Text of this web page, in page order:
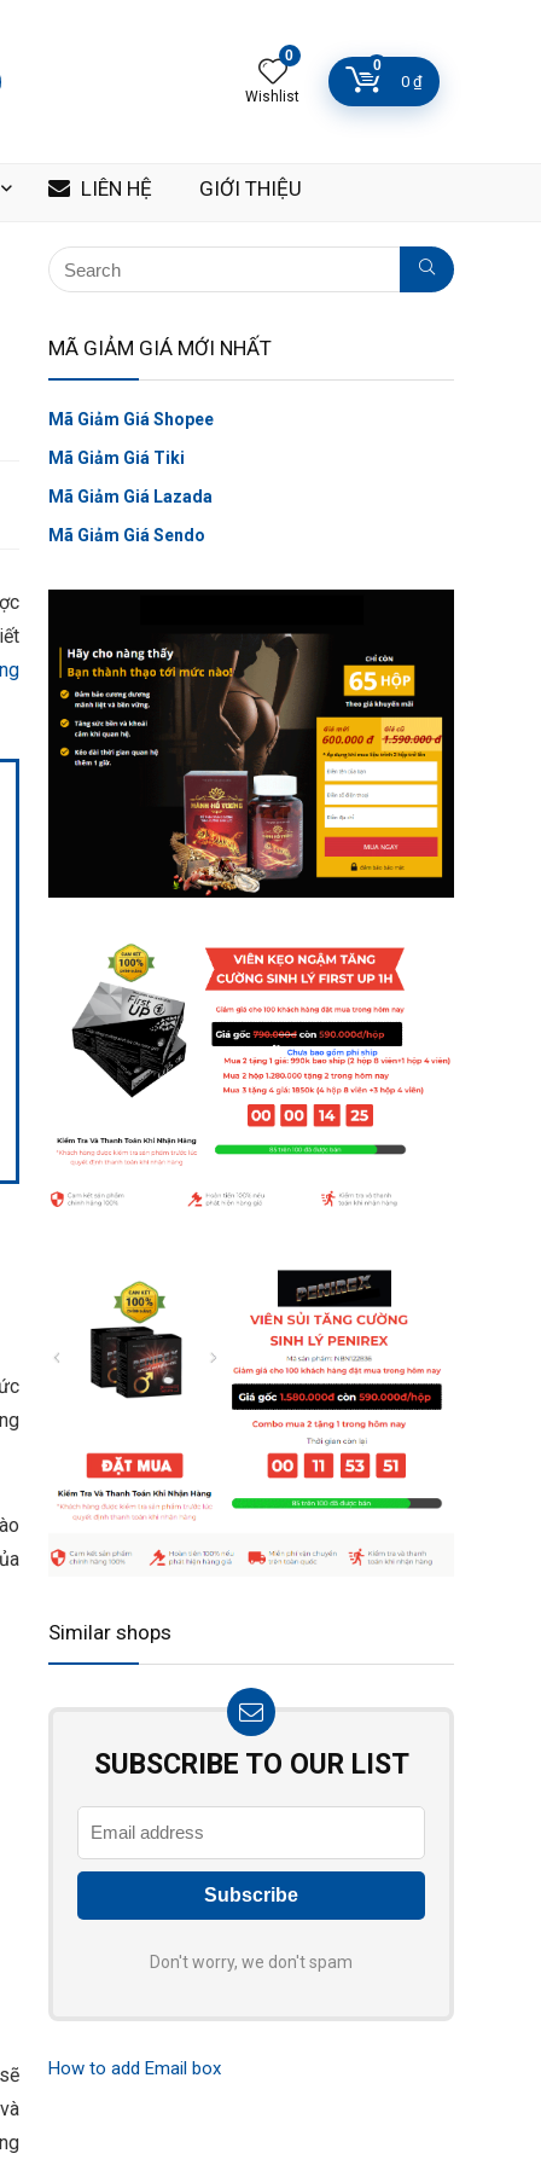
0
Wishlist
0
0 ₫
LIÊN HỆ GIỚI THIỆU
MÃ GIẢM GIÁ MỚI NHẤT
Mã Giảm Giá Shopee
Mã Giảm Giá Tiki
Mã Giảm Giá Lazada
Mã Giảm Giá Sendo
Similar shops
SUBSCRIBE TO OUR LIST
Don't worry, we don't spam
How to add Email box